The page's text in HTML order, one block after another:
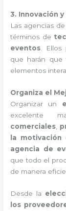
3. Innovación
Las agencias
términos de
eventos .
que harán que
elementos
Organiza el
Organizar un
excelente
comerciales
la
agencia de
que todo el
de manera
Desde la
los